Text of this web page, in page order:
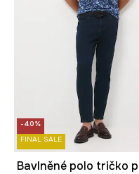
-40%
FINAL SALE